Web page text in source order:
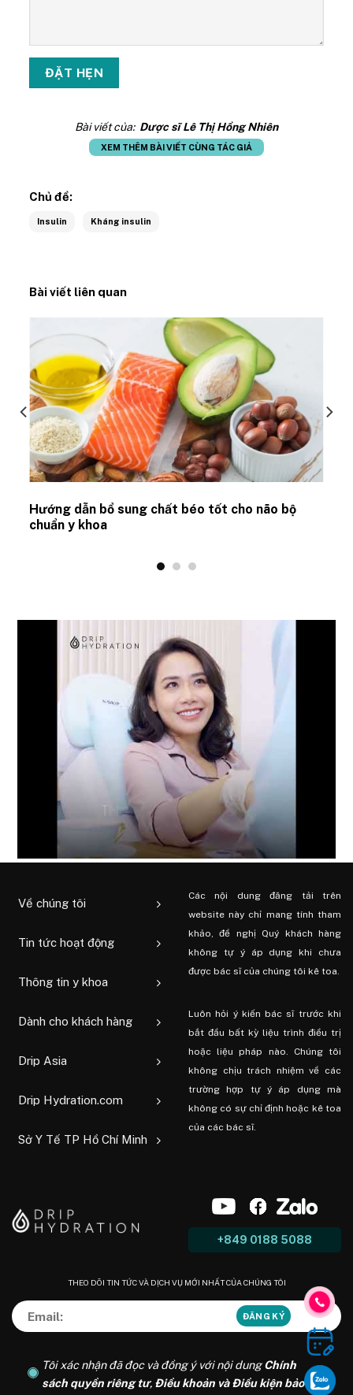
Bài viết của: Dược sĩ Lê Thị Hồng Nhiên
XEM THÊM BÀI VIẾT CÙNG TÁC GIẢ
Chủ đề:
Insulin Kháng insulin
Bài viết liên quan
Hướng dẫn bổ sung chất béo tốt cho não bộ
chuẩn y khoa
Về chúng tôi
Tin tức hoạt động
Thông tin y khoa
Dành cho khách hàng
Drip Asia
Drip Hydration.com
Sở Y Tế TP Hồ Chí Minh
Các nội dung đăng tải trên
website này chỉ mang tính tham
khảo, đề nghị Quý khách hàng
không tự ý áp dụng khi chưa
được bác sĩ của chúng tôi kê toa.
Luôn hỏi ý kiến ​​bác sĩ trước khi
bắt đầu bất kỳ liệu trình điều trị
hoặc liệu pháp nào. Chúng tôi
không chịu trách nhiệm về các
trường hợp tự ý áp dụng mà
không có sự chỉ định hoặc kê toa
của các bác sĩ.
+849 0188 5088
THEO DÕI TIN TỨC VÀ DỊCH VỤ MỚI NHẤT CỦA CHÚNG TÔI
Tôi xác nhận đã đọc và đồng ý với nội dungChính
sách quyền riêng tư, Điều khoản và Điều kiện bảo